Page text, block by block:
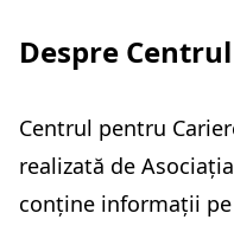
Despre
Centrul pentru
realizată de
conține informații